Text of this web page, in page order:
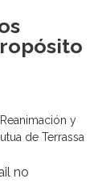
y
de Terrassa
no